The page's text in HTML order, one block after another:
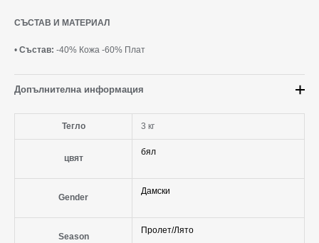
СЪСТАВ И МАТЕРИАЛ
• Състав: -40% Кожа -60% Плат
Допълнителна информация
Тегло 3 кг
цвят
бял
Gender
Дамски
Season
Пролет/Лято